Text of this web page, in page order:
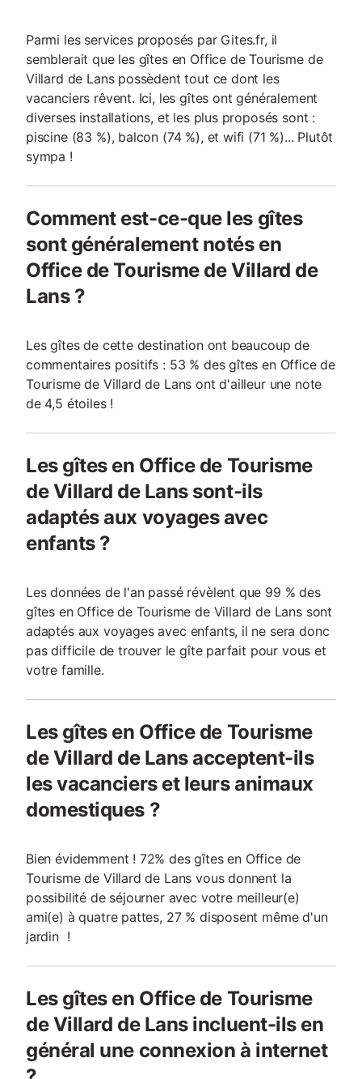
Parmi les services proposés par Gites.fr, il
semblerait que les gîtes en Office de Tourisme de
Villard de Lans possèdent tout ce dont les
vacanciers rêvent. Ici, les gîtes ont généralement
diverses installations, et les plus proposés sont :
piscine (83 %), balcon (74 %), et wifi (71 %)... Plutôt
sympa !
Comment est-ce-que les gîtes
sont généralement notés en
Office de Tourisme de Villard de
Lans ?
Les gîtes de cette destination ont beaucoup de
commentaires positifs : 53 % des gîtes en Office de
Tourisme de Villard de Lans ont d'ailleur une note
de 4,5 étoiles !
Les gîtes en Office de Tourisme
de Villard de Lans sont-ils
adaptés aux voyages avec
enfants ?
Les données de l'an passé révèlent que 99 % des
gîtes en Office de Tourisme de Villard de Lans sont
adaptés aux voyages avec enfants, il ne sera donc
pas difficile de trouver le gîte parfait pour vous et
votre famille.
Les gîtes en Office de Tourisme
de Villard de Lans acceptent-ils
les vacanciers et leurs animaux
domestiques ?
Bien évidemment ! 72% des gîtes en Office de
Tourisme de Villard de Lans vous donnent la
possibilité de séjourner avec votre meilleur(e)
ami(e) à quatre pattes, 27 % disposent même d'un
jardin !
Les gîtes en Office de Tourisme
de Villard de Lans incluent-ils en
général une connexion à internet